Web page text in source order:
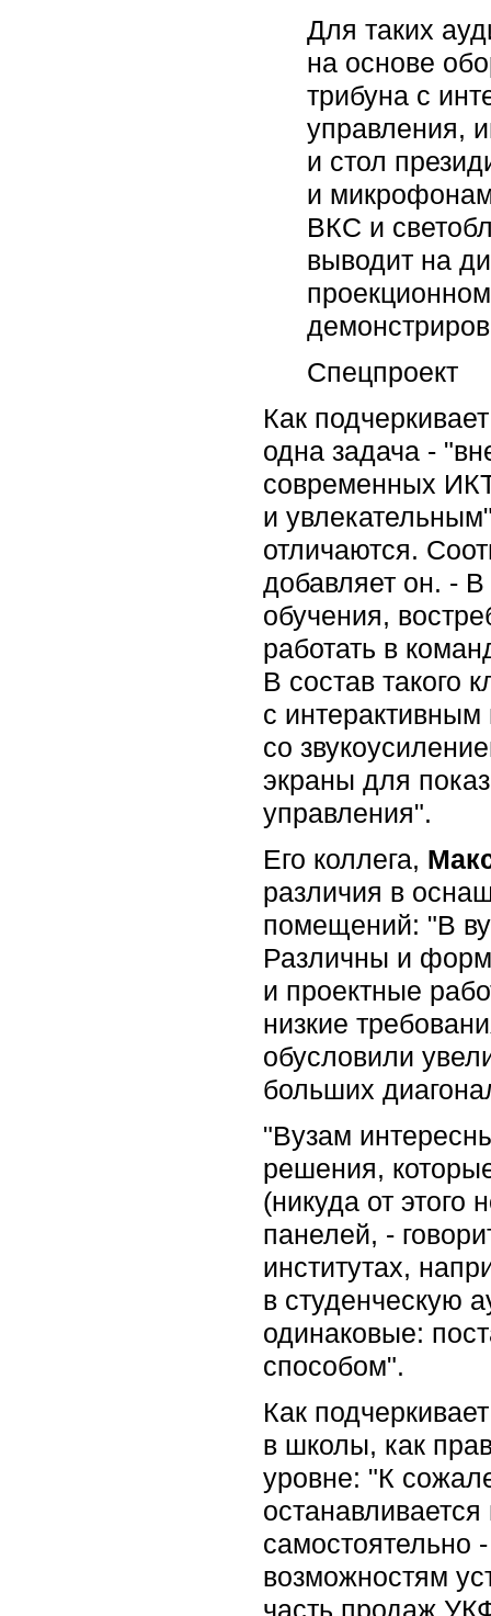
Для таких
на основе
трибуна с
управления,
и стол
и
ВКС и
выводит на
Спецпроект
Как
одна задача -
современных
и
отличаются.
добавляет он. - В
обучения,
работать в
В состав такого
с
со
экраны для
управления".
Его коллега,
различия в
помещений: "В
Различны и
и проектные
низкие
обусловили
больших
"Вузам
решения,
(никуда от
панелей, -
институтах,
в студенческую
одинаковые:
способом".
Как
в школы, как
уровне: "К
самостоятельно
возможностям
часть продаж